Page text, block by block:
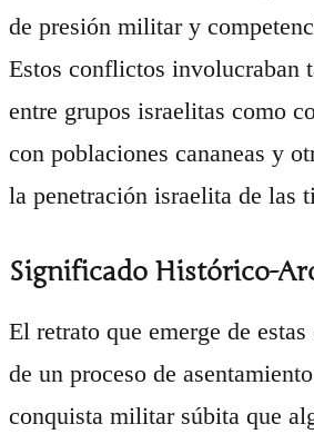
de presión militar y
Estos conflictos involucraban
entre grupos israelitas como
con poblaciones cananeas y
la penetración israelita de las
Significado Histórico-
El retrato que emerge de
de un proceso de
conquista militar súbita que